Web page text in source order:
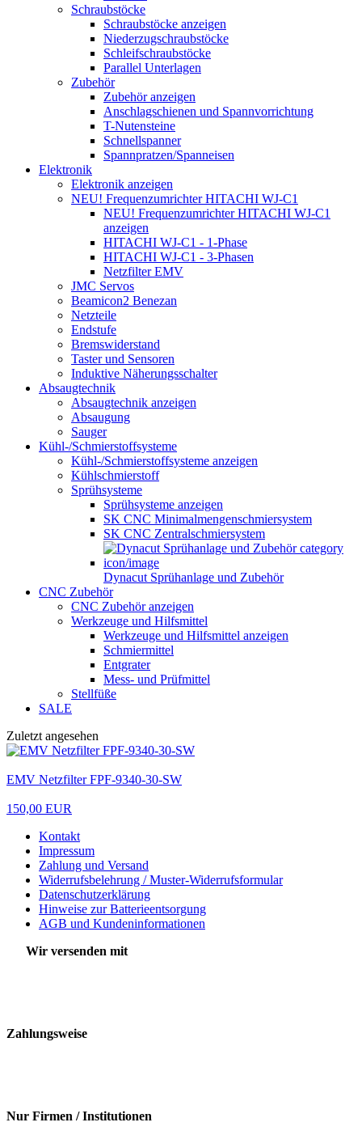
Schraubstöcke
Schraubstöcke anzeigen
Niederzugschraubstöcke
Schleifschraubstöcke
Parallel Unterlagen
Zubehör
Zubehör anzeigen
Anschlagschienen und Spannvorrichtung
T-Nutensteine
Schnellspanner
Spannpratzen/Spanneisen
Elektronik
Elektronik anzeigen
NEU! Frequenzumrichter HITACHI WJ-C1
NEU! Frequenzumrichter HITACHI WJ-C1
anzeigen
HITACHI WJ-C1 - 1-Phase
HITACHI WJ-C1 - 3-Phasen
Netzfilter EMV
JMC Servos
Beamicon2 Benezan
Netzteile
Endstufe
Bremswiderstand
Taster und Sensoren
Induktive Näherungsschalter
Absaugtechnik
Absaugtechnik anzeigen
Absaugung
Sauger
Kühl-/Schmierstoffsysteme
Kühl-/Schmierstoffsysteme anzeigen
Kühlschmierstoff
Sprühsysteme
Sprühsysteme anzeigen
SK CNC Minimalmengenschmiersystem
SK CNC Zentralschmiersystem
Dynacut Sprühanlage und Zubehör
CNC Zubehör
CNC Zubehör anzeigen
Werkzeuge und Hilfsmittel
Werkzeuge und Hilfsmittel anzeigen
Schmiermittel
Entgrater
Mess- und Prüfmittel
Stellfüße
SALE
Zuletzt angesehen
EMV Netzfilter FPF-9340-30-SW
150,00 EUR
Kontakt
Impressum
Zahlung und Versand
Widerrufsbelehrung / Muster-Widerrufsformular
Datenschutzerklärung
Hinweise zur Batterieentsorgung
AGB und Kundeninformationen
Wir versenden mit
Zahlungsweise
Nur Firmen / Institutionen